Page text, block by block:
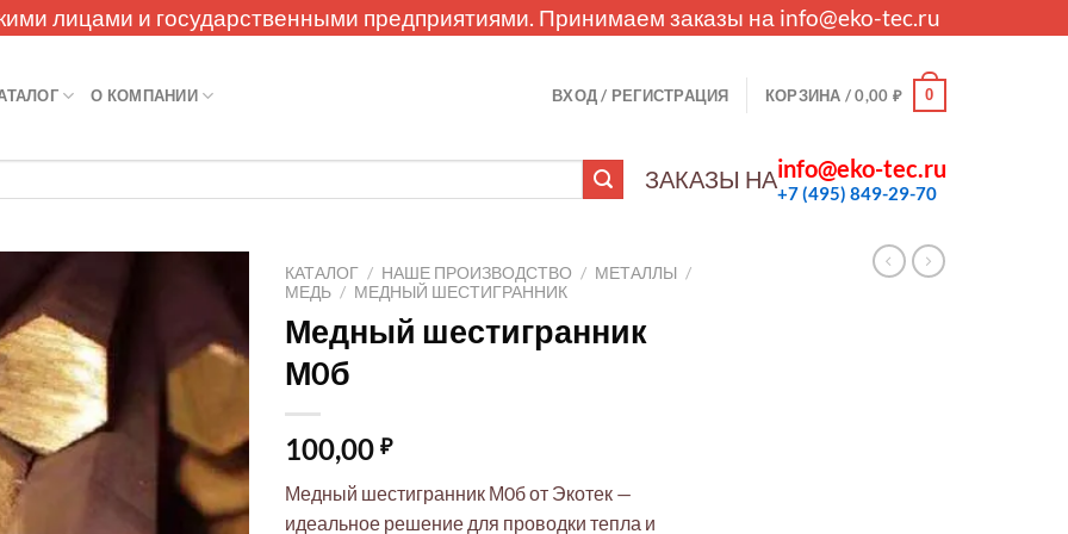
лицами и государственными предприятиями. Принимаем заказы на info@eko-tec.ru
О КОМПАНИИ ВХОД / РЕГИСТРАЦИЯ КОРЗИНА /0,00 ₽ 0
ЗАКАЗЫ НАinfo@eko-tec.ru
+7 (495) 849-29-70
КАТАЛОГ / НАШЕ ПРОИЗВОДСТВО / МЕТАЛЛЫ /
МЕДЬ / МЕДНЫЙ ШЕСТИГРАННИК
Медный шестигранник
М0б
100,00 ₽
Медный шестигранник М0б от Экотек —
идеальное решение для проводки тепла и